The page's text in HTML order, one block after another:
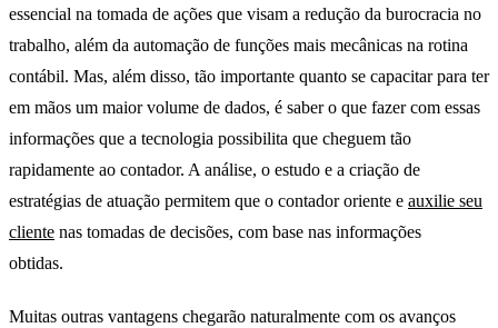
essencial na tomada de ações que visam a redução da burocracia no
trabalho, além da automação de funções mais mecânicas na rotina
contábil. Mas, além disso, tão importante quanto se capacitar para ter
em mãos um maior volume de dados, é saber o que fazer com essas
informações que a tecnologia possibilita que cheguem tão
rapidamente ao contador. A análise, o estudo e a criação de
estratégias de atuação permitem que o contador oriente e auxilie seu
cliente nas tomadas de decisões, com base nas informações
obtidas.
Muitas outras vantagens chegarão naturalmente com os avanços